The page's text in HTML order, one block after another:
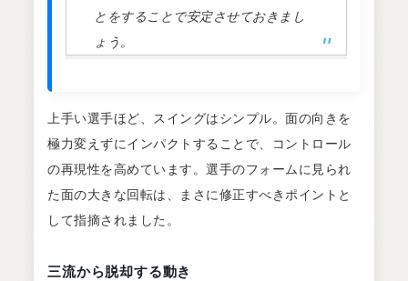
とをすることで安定させておきまし
ょう。
上手い選手ほど、スイングはシンプル。面の向きを
極力変えずにインパクトすることで、コントロール
の再現性を高めています。選手のフォームに見られ
た面の大きな回転は、まさに修正すべきポイントと
して指摘されました。
三流から脱却する動き